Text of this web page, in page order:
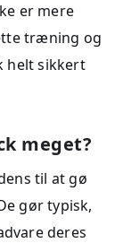
er mere
træning og
helt sikkert
meget?
til at gø
gør typisk,
deres